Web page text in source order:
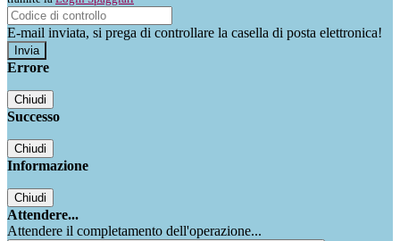
E-mail inviata, si prega di controllare la casella di posta elettronica!
Errore
Chiudi
Successo
Chiudi
Informazione
Chiudi
Attendere...
Attendere il completamento dell'operazione...